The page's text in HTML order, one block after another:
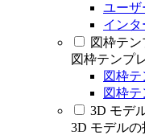
ユーザ
イン
図枠テン
図枠テンプ
図枠
図枠
3D モデ
3D モデルの